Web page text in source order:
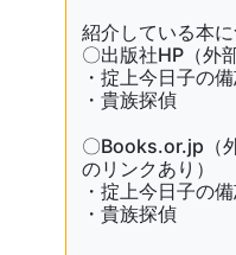
紹介している本
〇出版社HP（外
・ 掟上今日子の
・ 貴族探偵
〇Books.or.jp（
のリンクあり）
・ 掟上今日子の
・ 貴族探偵